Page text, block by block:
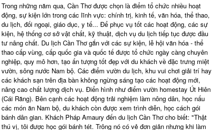
Trong những năm qua, Cần Thơ được chọn là điểm tổ chức nhiều hoạt
động, sự kiện lớn trong các lĩnh vực: chính trị, kinh tế, văn hóa, thể thao,
du lịch, đối ngoại, giáo dục, y tế... Để phục vụ tốt các hoạt động, các sự
kiện, hệ thống cơ sở vật chất, kỹ thuật, dịch vụ du lịch tiếp tục được đầu
tư nâng chất. Du lịch Cần Thơ gắn với các sự kiện, lễ hội văn hóa - thể
thao cấp vùng, cấp quốc gia và quốc tế được tổ chức ngày càng chuyên
nghiệp, quy mô hơn, tạo ấn tượng tốt đẹp với du khách về đặc trưng miệt
vườn, sông nước Nam bộ. Các điểm vườn du lịch, khu vui chơi giải trí hay
các khách sạn trên địa bàn không ngừng sáng tạo các hoạt động mới,
nâng cao chất lượng dịch vụ. Điển hình như điểm vườn homestay Út Hiên
(Cái Răng). Bên cạnh các hoạt động trải nghiệm làm nông dân, học nấu
các món ăn Nam bộ, du khách còn được xem trình diễn, học cách gói
bánh dân gian. Khách Pháp Amaury đến du lịch Cần Thơ cho biết: "Thật
thú vị, tôi được học gói bánh tét. Trông nó có vẻ đơn giản nhưng khi làm